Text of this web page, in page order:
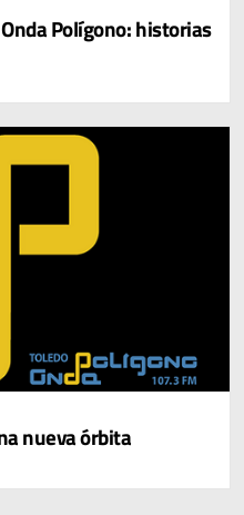
Polígono: historias
nueva órbita